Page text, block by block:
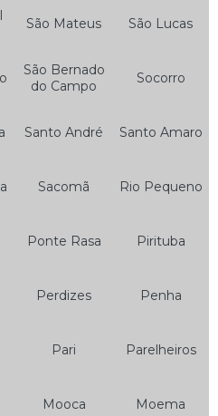
São Mateus São Lucas
São Bernado
do Campo
Socorro
Santo André Santo Amaro
Sacomã Rio Pequeno
Ponte Rasa Pirituba
Perdizes Penha
Pari Parelheiros
Mooca Moema